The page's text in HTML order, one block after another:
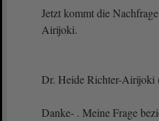
Jetzt kommt die
Airijoki.
Dr. Heide Richter-Airijoki
Danke- . Meine Frage